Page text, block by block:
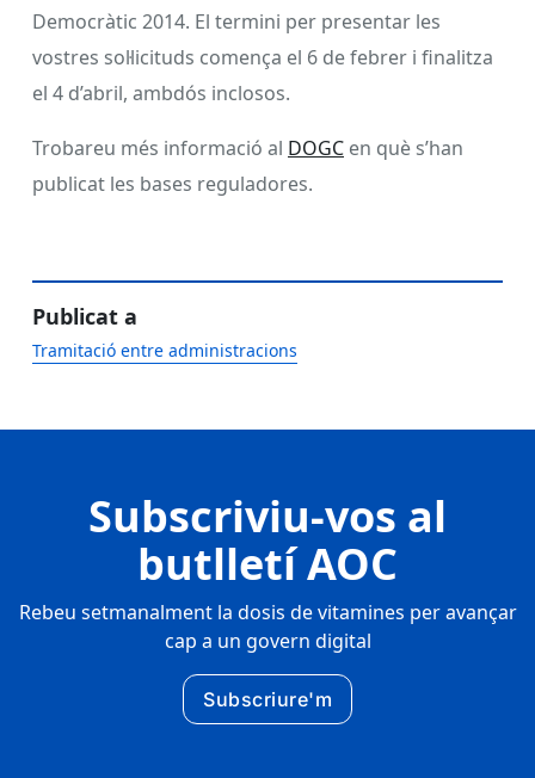
Democràtic 2014. El termini per presentar les
vostres sol·licituds comença el 6 de febrer i finalitza
el 4 d’abril, ambdós inclosos.
Trobareu més informació al DOGC en què s’han
publicat les bases reguladores.
Publicat a
Tramitació entre administracions
Subscriviu-vos al
butlletí AOC
Rebeu setmanalment la dosis de vitamines per avançar
cap a un govern digital
Subscriure'm